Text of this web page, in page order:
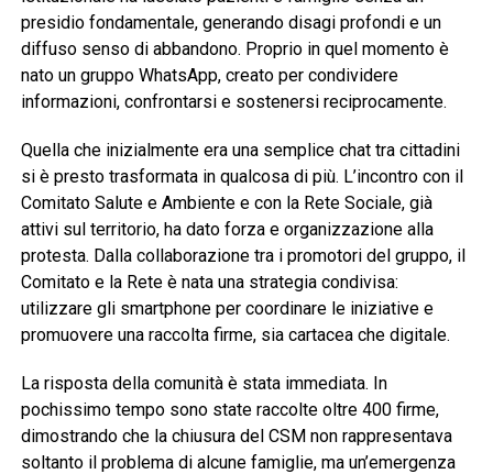
presidio fondamentale, generando disagi profondi e un
diffuso senso di abbandono. Proprio in quel momento è
nato un gruppo WhatsApp, creato per condividere
informazioni, confrontarsi e sostenersi reciprocamente.
Quella che inizialmente era una semplice chat tra cittadini
si è presto trasformata in qualcosa di più. L’incontro con il
Comitato Salute e Ambiente e con la Rete Sociale, già
attivi sul territorio, ha dato forza e organizzazione alla
protesta. Dalla collaborazione tra i promotori del gruppo, il
Comitato e la Rete è nata una strategia condivisa:
utilizzare gli smartphone per coordinare le iniziative e
promuovere una raccolta firme, sia cartacea che digitale.
La risposta della comunità è stata immediata. In
pochissimo tempo sono state raccolte oltre 400 firme,
dimostrando che la chiusura del CSM non rappresentava
soltanto il problema di alcune famiglie, ma un’emergenza